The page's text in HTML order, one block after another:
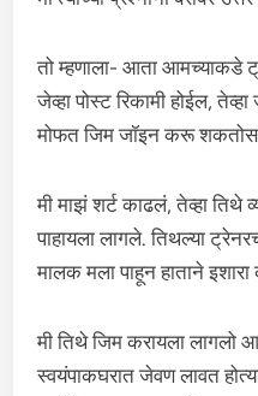
तो म्हणाला- आता
जेव्हा पोस्ट रिकामी होईल,
मोफत जिम जॉइन करू
मी माझं शर्ट काढलं, तेव्हा तिथे
पाहायला लागले. तिथल्या
मालक मला पाहून हाताने
मी तिथे जिम करायला लागलो
स्वयंपाकघरात जेवण लावत